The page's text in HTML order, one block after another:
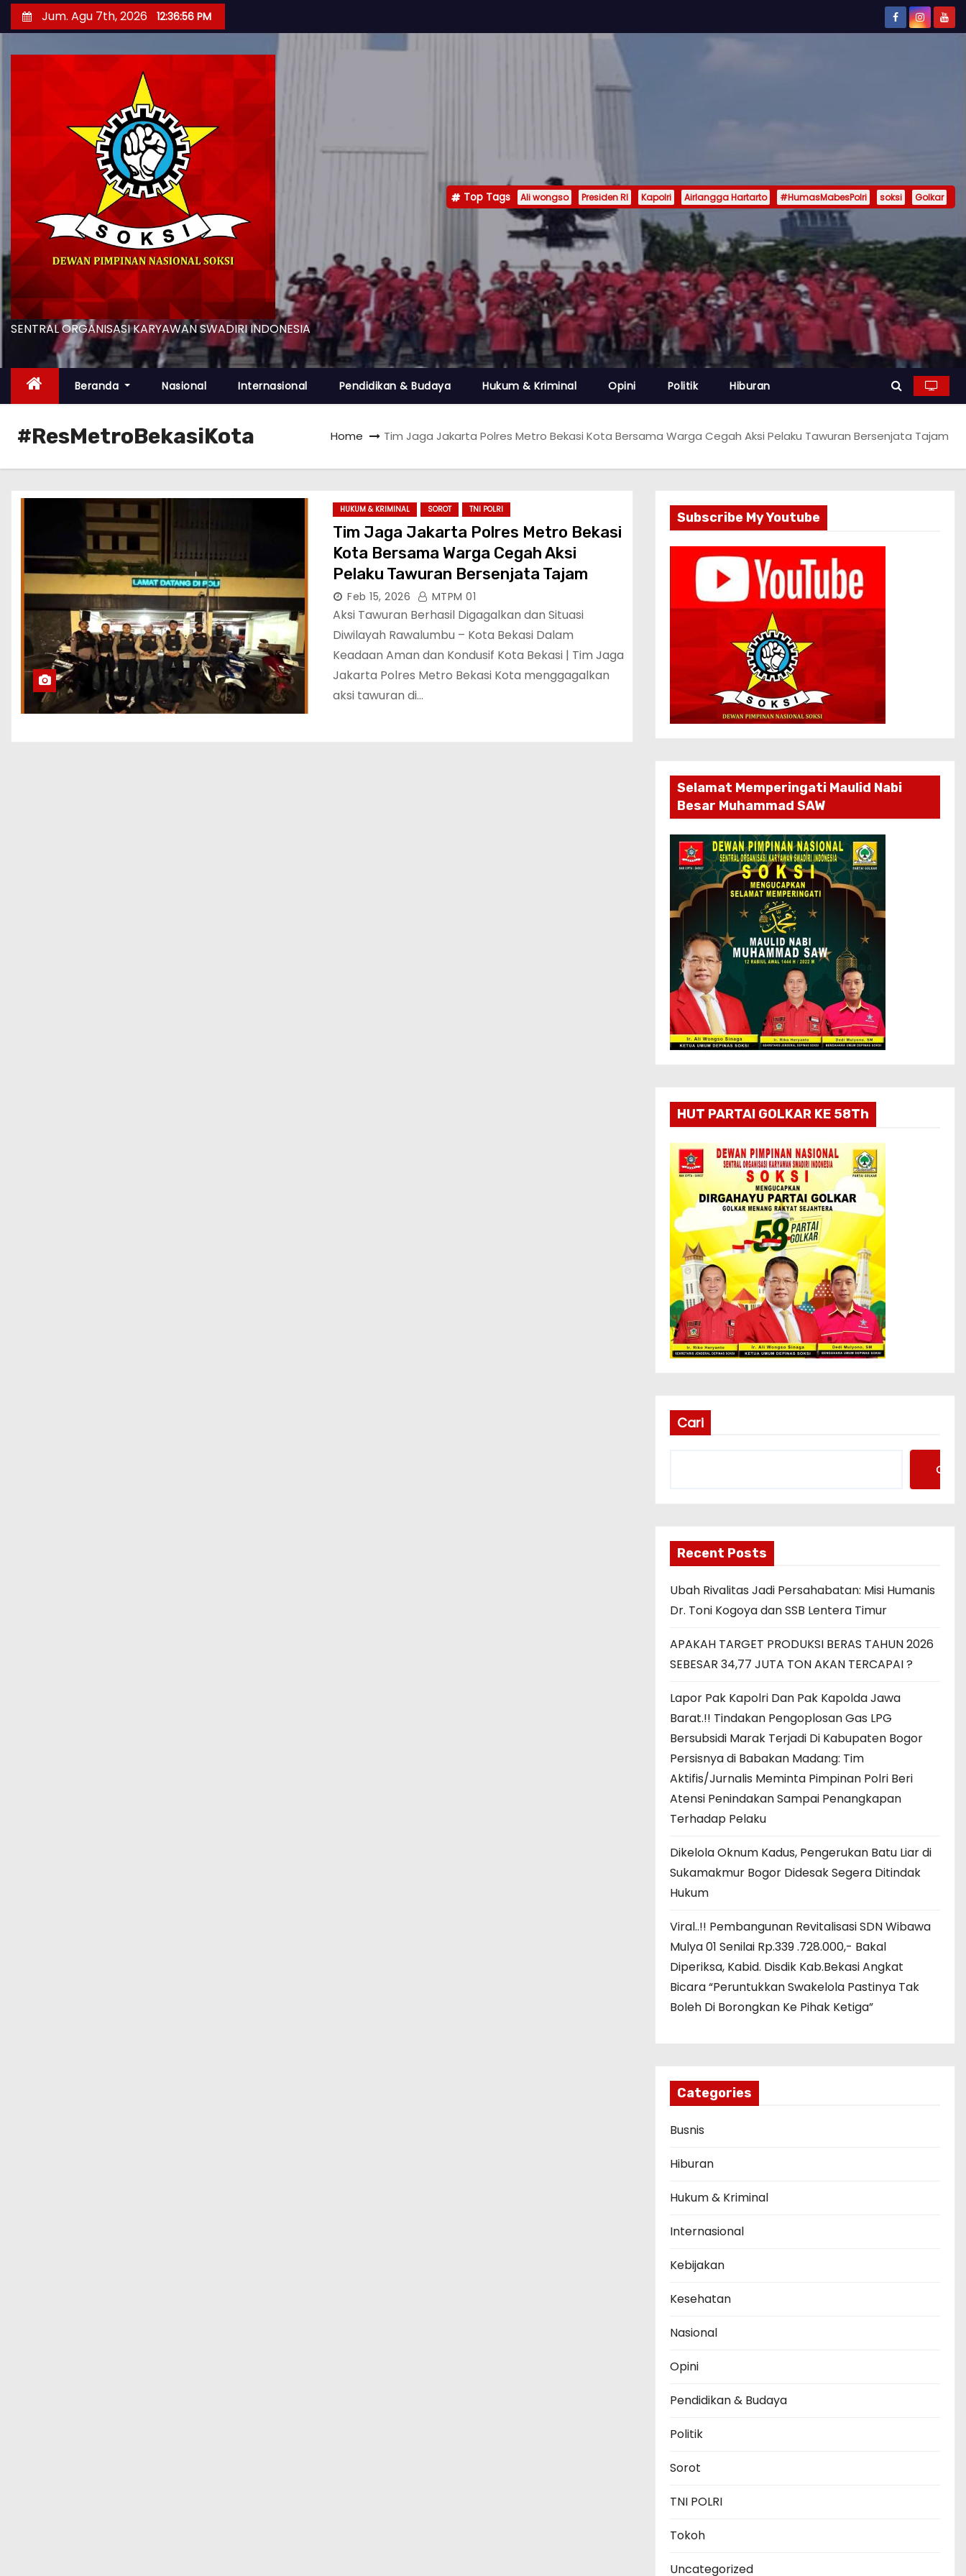
k
t
Jum. Agu 7th, 2026 12:36:57 PM
SENTRAL ORGANISASI KARYAWAN SWADIRI INDONESIA
Top Tags Ali wongso Presiden RI Kapolri Airlangga Hartarto #HumasMabesPolri soksi Golkar
Beranda Nasional Internasional Pendidikan & Budaya Hukum & Kriminal Opini Politik Hiburan
#ResMetroBekasiKota Home Tim Jaga Jakarta Polres Metro Bekasi Kota Bersama Warga Cegah Aksi Pelaku Tawuran Bersenjata Tajam
HUKUM & KRIMINAL SOROT TNI POLRI
Tim Jaga Jakarta Polres Metro Bekasi
Kota Bersama Warga Cegah Aksi
Pelaku Tawuran Bersenjata Tajam
Feb 15, 2026 MTPM 01
Aksi Tawuran Berhasil Digagalkan dan Situasi
Diwilayah Rawalumbu – Kota Bekasi Dalam
Keadaan Aman dan Kondusif Kota Bekasi | Tim Jaga
Jakarta Polres Metro Bekasi Kota menggagalkan
aksi tawuran di…
Subscribe My Youtube
Selamat Memperingati Maulid Nabi
Besar Muhammad SAW
HUT PARTAI GOLKAR KE 58Th
Cari
Cari
Recent Posts
Ubah Rivalitas Jadi Persahabatan: Misi Humanis
Dr. Toni Kogoya dan SSB Lentera Timur
APAKAH TARGET PRODUKSI BERAS TAHUN 2026
SEBESAR 34,77 JUTA TON AKAN TERCAPAI ?
Lapor Pak Kapolri Dan Pak Kapolda Jawa
Barat.!! Tindakan Pengoplosan Gas LPG
Bersubsidi Marak Terjadi Di Kabupaten Bogor
Persisnya di Babakan Madang: Tim
Aktifis/Jurnalis Meminta Pimpinan Polri Beri
Atensi Penindakan Sampai Penangkapan
Terhadap Pelaku
Dikelola Oknum Kadus, Pengerukan Batu Liar di
Sukamakmur Bogor Didesak Segera Ditindak
Hukum
Viral..!! Pembangunan Revitalisasi SDN Wibawa
Mulya 01 Senilai Rp.339 .728.000,- Bakal
Diperiksa, Kabid. Disdik Kab.Bekasi Angkat
Bicara “Peruntukkan Swakelola Pastinya Tak
Boleh Di Borongkan Ke Pihak Ketiga”
Categories
Busnis
Hiburan
Hukum & Kriminal
Internasional
Kebijakan
Kesehatan
Nasional
Opini
Pendidikan & Budaya
Politik
Sorot
TNI POLRI
Tokoh
Uncategorized